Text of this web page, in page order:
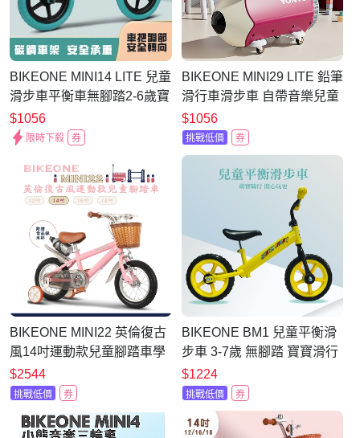
BIKEONE MINI14 LITE 兒童
滑步車平衡車無腳踏2-6歲寶
寶兩輪學步車超高顏值亮麗
配色讓寶寶一見傾心
$1056
限時下殺 券
BIKEONE MINI29 LITE 鉛筆
滑行車滑步車 自帶音樂兒童
溜溜車1-3歲寶寶萬向輪滑行
內置物箱
$1056
挑戰低價 券
BIKEONE MINI22 英倫復古
風14吋運動款兒童腳踏車學
生單車入門款男童女童幼兒
輔助輪三輪車
$2544
挑戰低價 券
BIKEONE BM1 兒童平衡滑
步車 3-7歲 無腳踏 寶寶滑行
學步車
$1224
挑戰低價 券